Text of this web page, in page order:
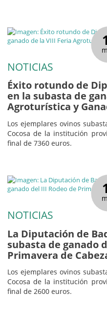
NOTICIAS
Éxito rotundo de
en la subasta de
Agroturística y
Los ejemplares ovinos
Cocosa de la institución
final de 7360 euros.
NOTICIAS
La Diputación de
subasta de ganado
Primavera de
Los ejemplares ovinos
Cocosa de la institución
final de 2600 euros.